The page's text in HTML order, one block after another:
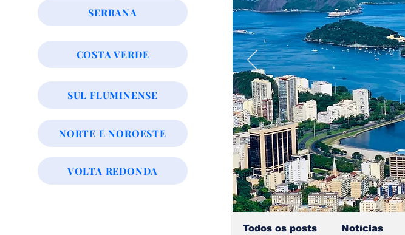
SERRANA
COSTA VERDE
SUL FLUMINENSE
NORTE E NOROESTE
VOLTA REDONDA
Todos os posts Notícias